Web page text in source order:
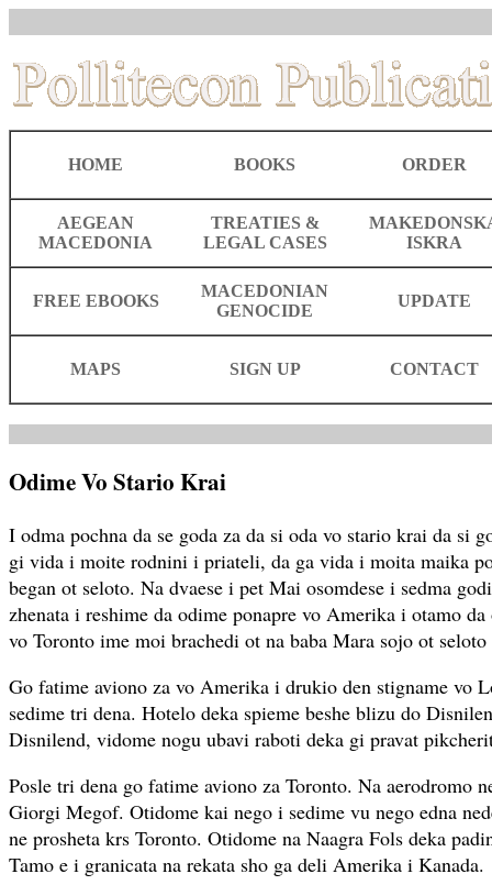
HOME BOOKS ORDER
AEGEAN
MACEDONIA
TREATIES &
LEGAL CASES
ISKRA
FREE EBOOKS
MACEDONIAN
GENOCIDE
UPDATE
MAPS SIGN UP CONTACT
Odime Vo Stario Krai
I odma pochna da se goda za da si oda vo stario krai da si
gi vida i moite rodnini i priateli, da ga vida i moita maika
began ot seloto. Na dvaese i pet Mai osomdese i sedma
zhenata i reshime da odime ponapre vo Amerika i otamo
vo Toronto ime moi brachedi ot na baba Mara sojo ot
Go fatime aviono za vo Amerika i drukio den stigname vo
sedime tri dena. Hotelo deka spieme beshe blizu do
Disnilend, vidome nogu ubavi raboti deka gi pravat
Posle tri dena go fatime aviono za Toronto. Na aerodromo
Giorgi Megof. Otidome kai nego i sedime vu nego edna
ne prosheta krs Toronto. Otidome na Naagra Fols deka
Tamo e i granicata na rekata sho ga deli Amerika i Kanada.